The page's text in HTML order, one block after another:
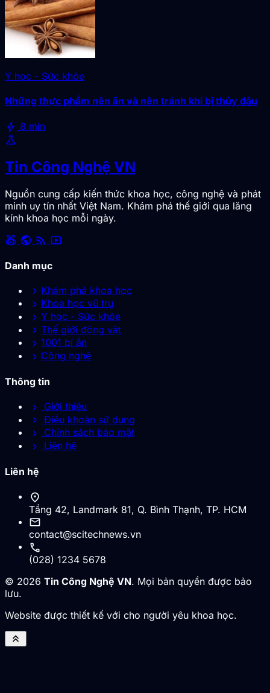
Y học - Sức khỏe
Những thực phẩm nên ăn và nên tránh khi bị thủy đậu
bolt 8 min
science
Tin Công Nghệ VN
Nguồn cung cấp kiến thức khoa học, công nghệ và phát
minh uy tín nhất Việt Nam. Khám phá thế giới qua lăng
kính khoa học mỗi ngày.
social_leaderboard public rss_feed smart_display
Danh mục
chevron_right Khám phá khoa học
chevron_right Khoa học vũ trụ
chevron_right Y học - Sức khỏe
chevron_right Thế giới động vật
chevron_right 1001 bí ẩn
chevron_right Công nghệ
Thông tin
chevron_right Giới thiệu
chevron_right Điều khoản sử dụng
chevron_right Chính sách bảo mật
chevron_right Liên hệ
Liên hệ
location_on
Tầng 42, Landmark 81, Q. Bình Thạnh, TP. HCM
mail
contact@scitechnews.vn
call
(028) 1234 5678
© 2026 Tin Công Nghệ VN. Mọi bản quyền được bảo
lưu.
Website được thiết kế với cho người yêu khoa học.
keyboard_double_arrow_up